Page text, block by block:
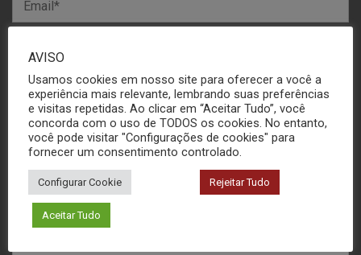
AVISO
Usamos cookies em nosso site para oferecer a você a
experiência mais relevante, lembrando suas preferências
e visitas repetidas. Ao clicar em “Aceitar Tudo”, você
concorda com o uso de TODOS os cookies. No entanto,
você pode visitar "Configurações de cookies" para
fornecer um consentimento controlado.
Configurar Cookie Rejeitar Tudo
Aceitar Tudo